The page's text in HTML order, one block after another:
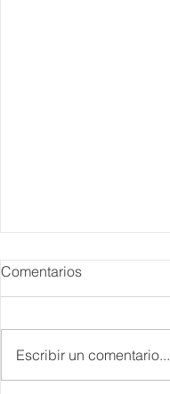
Comentarios
Escribir un comentario...